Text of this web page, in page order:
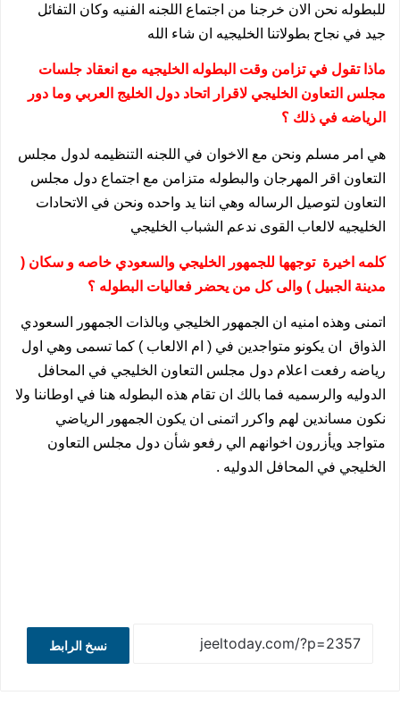
للبطوله نحن الان خرجنا من اجتماع اللجنه الفنيه وكان التفائل
جيد في نجاح بطولاتنا الخليجيه ان شاء الله
ماذا تقول في تزامن وقت البطوله الخليجيه مع انعقاد جلسات
مجلس التعاون الخليجي لاقرار اتحاد دول الخليج العربي وما دور
الرياضه في ذلك ؟
هي امر مسلم ونحن مع الاخوان في اللجنه التنظيمه لدول مجلس
التعاون اقر المهرجان والبطوله متزامن مع اجتماع دول مجلس
التعاون لتوصيل الرساله وهي اننا يد واحده ونحن في الاتحادات
الخليجيه لالعاب القوى ندعم الشباب الخليجي
كلمه اخيرة توجهها للجمهور الخليجي والسعودي خاصه و سكان (
مدينة الجبيل ) والى كل من يحضر فعاليات البطوله ؟
اتمنى وهذه امنيه ان الجمهور الخليجي وبالذات الجمهور السعودي
الذواق
ان يكونو متواجدين في ( ام الالعاب ) كما تسمى وهي اول
رياضه رفعت اعلام دول مجلس التعاون الخليجي في المحافل
الدوليه والرسميه فما بالك ان تقام هذه البطوله هنا في اوطاننا ولا
نكون مساندين لهم واكرر اتمنى ان يكون الجمهور الرياضي
متواجد ويأزرون اخوانهم الي رفعو شأن دول مجلس التعاون
الخليجي في المحافل الدوليه .
نسخ الرابط